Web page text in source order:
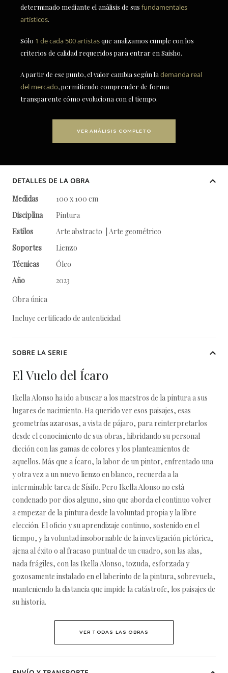
determinado mediante el análisis de sus fundamentales
artísticos.
Sólo 1 de cada 500 artistasque analizamos cumple con los
criterios de calidad requeridos para entrar en Saisho.
A partir de ese punto, el valor cambia según la demanda real
del mercado, permitiendo comprender de forma
transparente cómo evoluciona con el tiempo.
VER ANÁLISIS COMPLETO
DETALLES DE LA OBRA
Medidas
100 x 100 cm
Disciplina
Pintura
Estilos
Arte abstracto | Arte geométrico
Soportes
Lienzo
Técnicas
Óleo
Año
2023
Obra única
Incluye certificado de autenticidad
SOBRE LA SERIE
El Vuelo del Ícaro
Ikella Alonso ha ido a buscar a los maestros de la pintura a sus
lugares de nacimiento. Ha querido ver esos paisajes, esas
geometrías azarosas, a vista de pájaro, para reinterpretarlos
desde el conocimiento de sus obras, hibridando su personal
dicción con las gamas de colores y los planteamientos de
aquellos. Más que a Ícaro, la labor de un pintor, enfrentado una
y otra vez a un nuevo lienzo en blanco, recuerda a la
interminable tarea de Sísifo. Pero Ikella Alonso no está
condenado por dios alguno, sino que aborda el continuo volver
a empezar de la pintura desde la voluntad propia y la libre
elección. El oficio y su aprendizaje continuo, sostenido en el
tiempo, y la voluntad insobornable de la investigación pictórica,
ajena al éxito o al fracaso puntual de un cuadro, son las alas,
nada frágiles, con las Ikella Alonso, tozuda, esforzada y
gozosamente instalado en el laberinto de la pintura, sobrevuela,
manteniendo la distancia que impide la catástrofe, los paisajes de
su historia.
VER TODAS LAS OBRAS